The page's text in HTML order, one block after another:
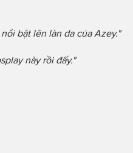
bật lên làn da của Azey."
này rồi đấy."